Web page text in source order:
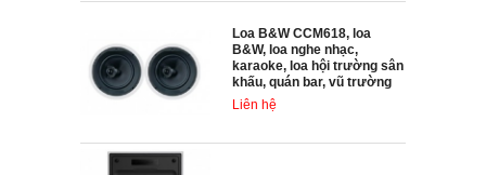
Loa B&W CCM618, loa
B&W, loa nghe nhạc,
karaoke, loa hội trường sân
khấu, quán bar, vũ trường
Liên hệ